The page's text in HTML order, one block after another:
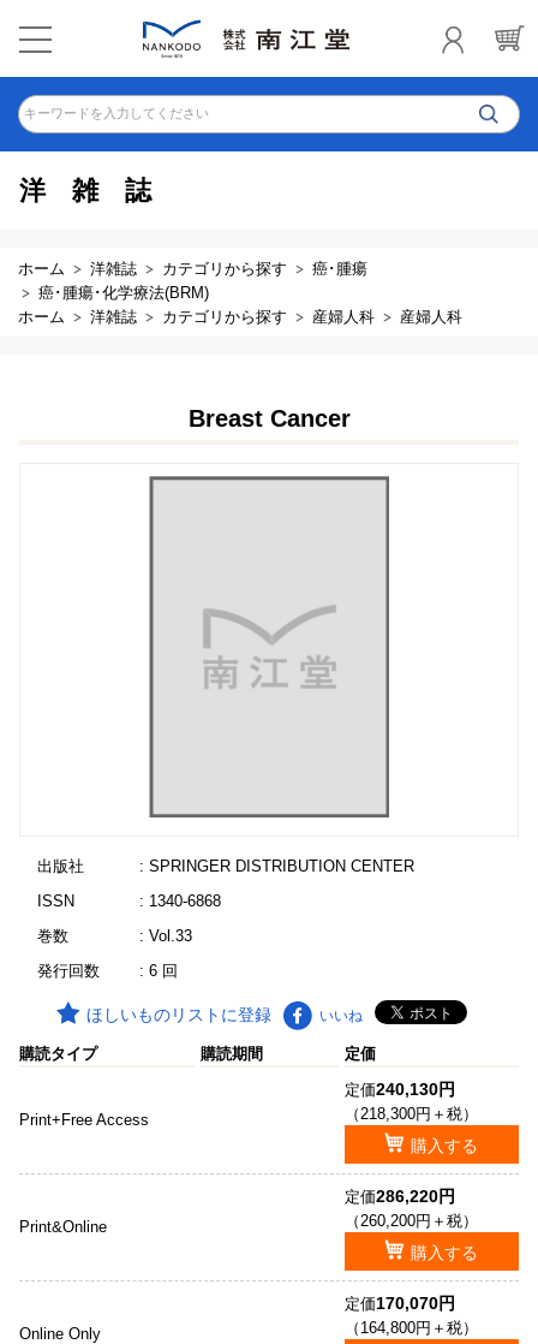
キーワードを入力してください
洋雑誌
ホーム 洋雑誌 カテゴリから探す
癌･腫瘍
癌･腫瘍･化学療法(BRM)
ホーム
洋雑誌 カテゴリから探す 産婦人科 産婦人科
Breast Cancer
出版社
: SPRINGER DISTRIBUTION CENTER
ISSN
: 1340-6868
巻数
: Vol.33
発行回数
: 6 回
ほしいものリストに登録 いいね
購読タイプ 購読期間 定価
Print+Free Access
定価240,130円
（218,300円＋税）
購入する
Print&Online
定価286,220円
（260,200円＋税）
購入する
Online Only
定価170,070円
（164,800円＋税）